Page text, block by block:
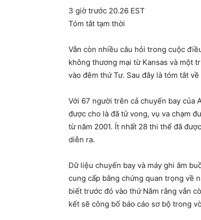
3 giờ trước 20.26 EST
Tóm tắt tạm thời
Vẫn còn nhiều câu hỏi trong cuộc
không thương mại từ Kansas và một
vào đêm thứ Tư. Sau đây là tóm tắt
Với 67 người trên cả chuyến bay của
được cho là đã tử vong, vụ va chạm
từ năm 2001. Ít nhất 28 thi thể đã
diễn ra.
Dữ liệu chuyến bay và máy ghi âm
cung cấp bằng chứng quan trọng về
biết trước đó vào thứ Năm rằng vẫn
kết sẽ công bố báo cáo sơ bộ trong